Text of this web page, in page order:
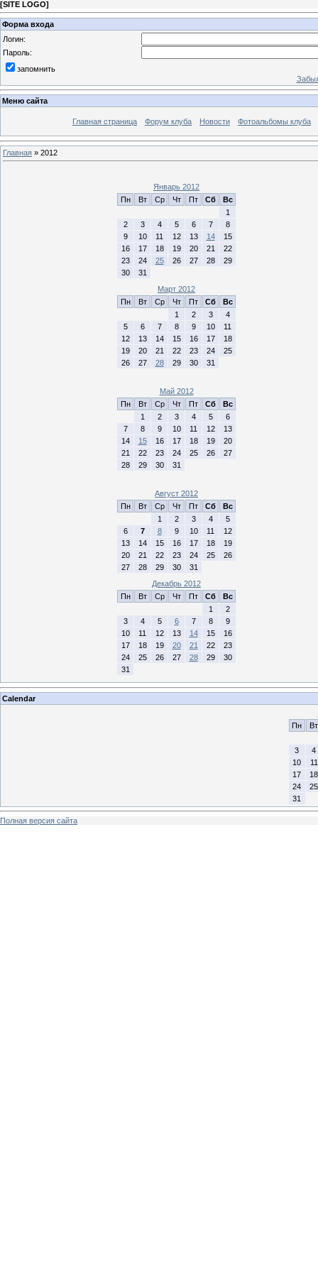
[SITE LOGO]
Форма входа
Логин:
Пароль:
запомнить
Меню сайта
Главная страница Форум клуба Новости Фотоальбомы клуба
Главная » 2012
Январь 2012
Пн
Вт Ср Чт Пт Сб
Вс
1
2
3 4 5 6 7
8
9
10 11 12 13 14
15
16
17 18 19 20 21
22
23
24 25 26 27 28
29
30
31
Март 2012
Пн
Вт Ср Чт Пт Сб
Вс
1
2 3
4
5
6 7 8 9 10
11
12
13 14 15 16 17
18
19
20 21 22 23 24
25
26
27 28 29 30 31
Май 2012
Пн
Вт Ср Чт Пт Сб
Вс
1
2 3 4 5
6
7
8 9 10 11 12
13
14
15 16 17 18 19
20
21
22 23 24 25 26
27
28
29 30 31
Август 2012
Пн
Вт Ср Чт Пт Сб
Вс
1
2 3 4
5
6
7 8 9 10 11
12
13
14 15 16 17 18
19
20
21 22 23 24 25
26
27
28 29 30
31
Декабрь 2012
Пн
Вт Ср Чт Пт Сб
Вс
1
2
3
4 5 6 7 8
9
10
11 12 13 14 15
16
17
18 19 20 21 22
23
24
25 26 27 28 29
30
31
Calendar
Пн
Вт
3
4
10
11
17
18
24
25
31
Полная версия сайта